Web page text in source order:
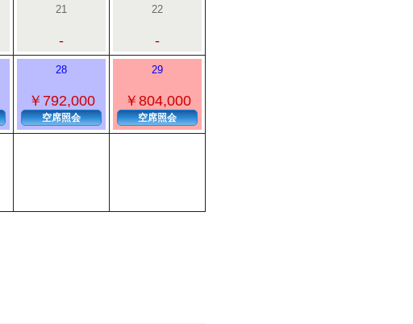
21
-
22
-
28
￥792,000
空席照会
29
￥804,000
空席照会